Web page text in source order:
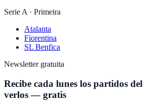
Serie A · Primeira
Atalanta
Fiorentina
SL Benfica
Newsletter gratuita
Recibe cada lunes los partidos
verlos — gratis